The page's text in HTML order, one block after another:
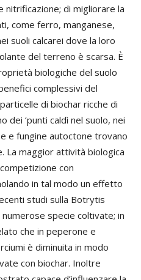
nitrificazione; di migliorare la
come ferro, manganese,
suoli calcarei dove la loro
del terreno è scarsa. È
biologiche del suolo
complessivi del
di biochar ricche di
dei ‘punti caldì nel suolo, nei
e fungine autoctone trovano
La maggior attività biologica
con
in tal modo un effetto
studi sulla Botrytis
specie coltivate; in
che in peperone e
è diminuita in modo
con biochar. Inoltre